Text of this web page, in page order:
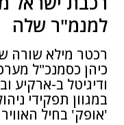
למנמ"ר שלה
רכטר מילא שורה
כיהן כסמנכ"ל
ודיגיטל ב-ארקיע
במגוון תפקידי
'אופק' בחיל האוויר